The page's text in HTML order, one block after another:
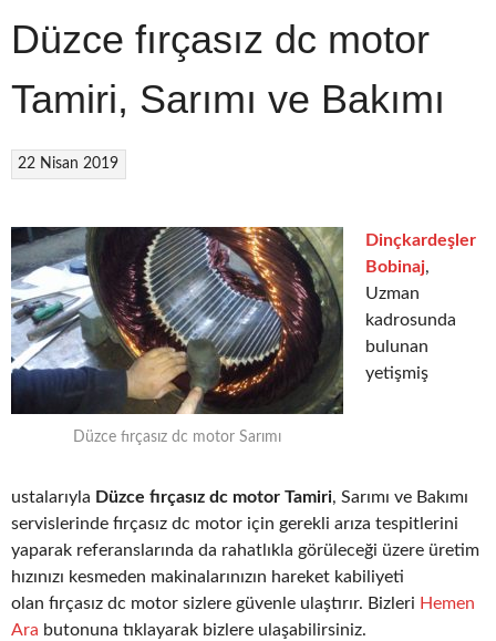
Düzce fırçasız dc motor
Tamiri, Sarımı ve Bakımı
22 Nisan 2019
Düzce fırçasız dc motor Sarımı
Dinçkardeşler
Bobinaj,
Uzman
kadrosunda
bulunan
yetişmiş
ustalarıyla Düzce fırçasız dc motor Tamiri, Sarımı ve Bakımı
servislerinde fırçasız dc motor için gerekli arıza tespitlerini
yaparak referanslarında da rahatlıkla görüleceği üzere üretim
hızınızı kesmeden makinalarınızın hareket kabiliyeti
olan fırçasız dc motor sizlere güvenle ulaştırır. Bizleri Hemen
Ara butonuna tıklayarak bizlere ulaşabilirsiniz.